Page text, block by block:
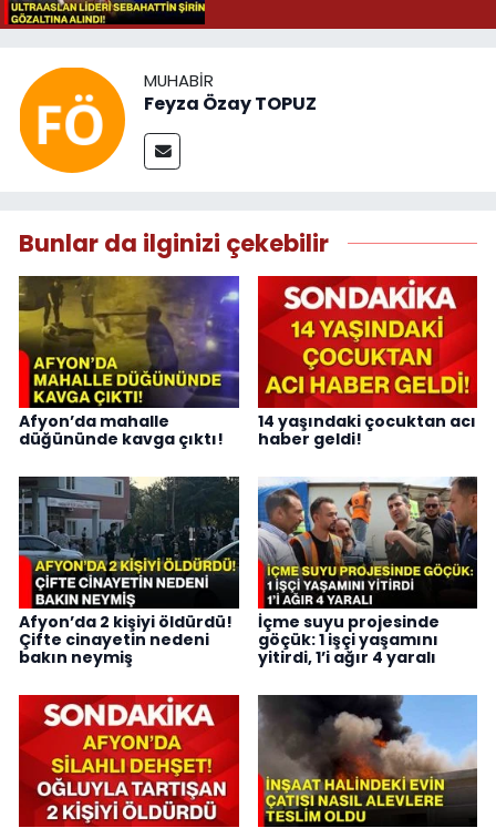
MUHABIR
Feyza Özay TOPUZ
Bunlar da ilginizi çekebilir
Afyon’da mahalle
düğününde kavga çıktı!
14 yaşındaki çocuktan acı
haber geldi!
Afyon’da 2 kişiyi öldürdü!
Çifte cinayetin nedeni
bakın neymiş
İçme suyu projesinde
göçük: 1 işçi yaşamını
yitirdi, 1’i ağır 4 yaralı